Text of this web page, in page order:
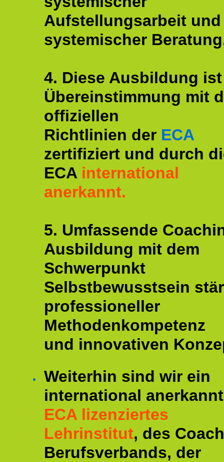
Aufstellungsarbeit und
systemischer
4. Diese Ausbildung
Übereinstimmung mit
offiziellen
Richtlinien der ECA
zertifiziert und durch
ECA international
anerkannt.
5. Umfassende
Ausbildung mit dem
Schwerpunkt
Selbstbewusstsein
professioneller
Methodenkompetenz
und innovativen
Weiterhin sind wir ein
international
ECA lizenziertes
Lehrinstitut, des
Berufsverbands, der